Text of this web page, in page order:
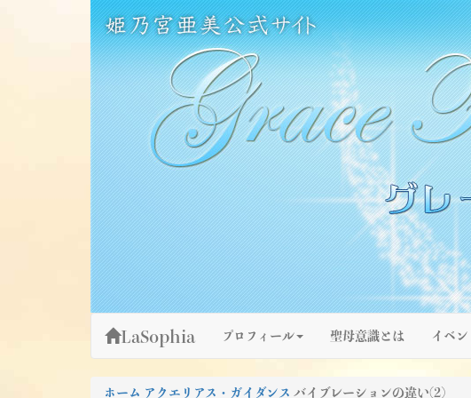
姫乃宮亜美公式サイト～Grace Fountain～
グレースファウンテン
LaSophia プロフィール 聖母意識とは イベン
ホーム アクエリアス・ガイダンス バイブレーションの違い(2)